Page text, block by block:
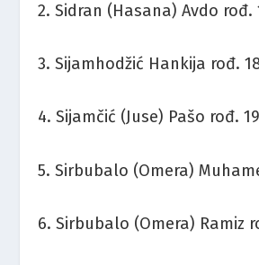
2. Sidran (Hasana) Avdo rođ.
3. Sijamhodžić Hankija rođ.
4. Sijamčić (Juse) Pašo rođ.
5. Sirbubalo (Omera)
6. Sirbubalo (Omera) Ramiz